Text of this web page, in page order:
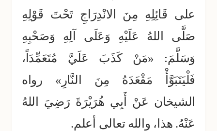
على قَائِلِهِ مِنَ الانْدِرَاجِ تَحْتَ قَوْلِهِ
صَلَّى اللهُ عَلَيْهِ وَعَلَى آلِهِ وَصَحْبِهِ
وَسَلَّمَ: «مَنْ كَذَبَ عَلَيَّ مُتَعَمِّدَاً،
فَلْيَتَبَوَّأْ مَقْعَدَهُ مِنَ النَّارِ» رواه
الشيخان عَنْ أَبِي هُرَيْرَةَ رَضِيَ اللهُ
عَنْهُ. هذا، والله تعالى أعلم.